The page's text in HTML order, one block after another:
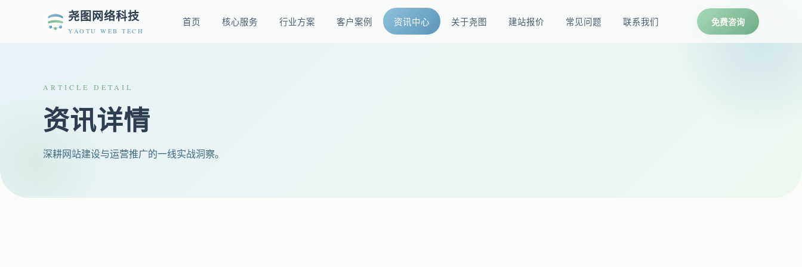
尧图网络科技
YAOTU WEB TECH
首页 核心服务 行业方案 客户案例 资讯中心 关于尧图 建站报价 常见问题 联系我们 免费咨询
ARTICLE DETAIL
资讯详情
深耕网站建设与运营推广的一线实战洞察。